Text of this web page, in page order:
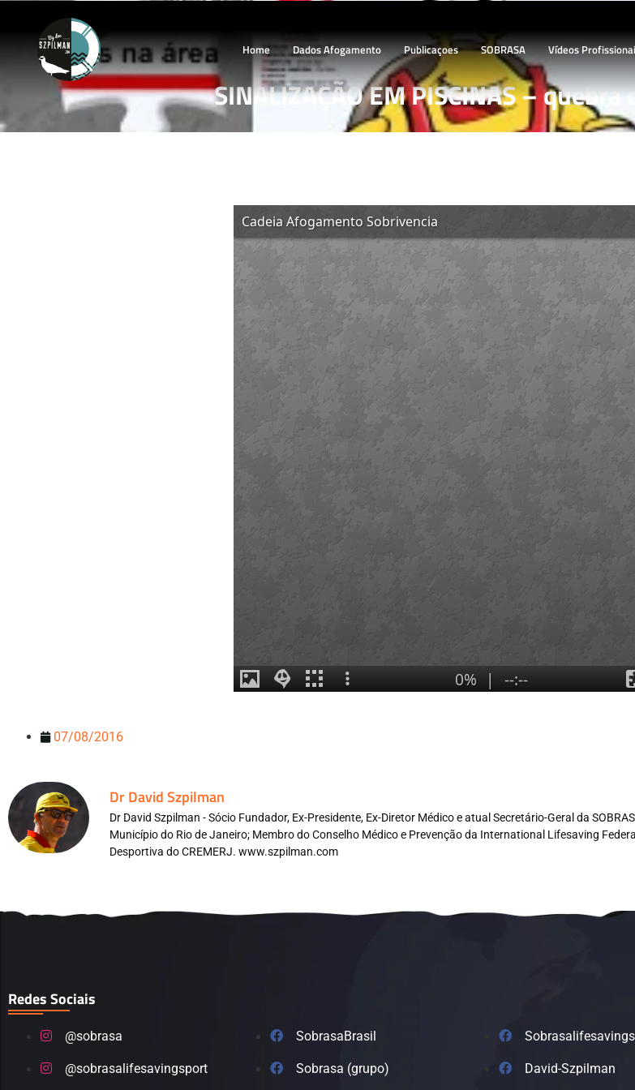
Home Dados Afogamento Publicaçoes SOBRASA Vídeos
SINALIZAÇÃO EM PISCINAS – quebra
07/08/2016
Dr David Szpilman
Dr David Szpilman - Sócio Fundador, Ex-Presidente, Ex-Diretor Médico e atual Secretário-Geral da
Município do Rio de Janeiro; Membro do Conselho Médico e Prevenção da International Lifesaving
Desportiva do CREMERJ. www.szpilman.com
Redes Sociais
@sobrasa
@sobrasalifesavingsport
SobrasaBrasil
Sobrasa (grupo) David-Szpilman